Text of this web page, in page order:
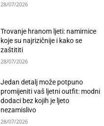
28/07/2026
Trovanje hranom ljeti: namirnice
koje su najrizičnije i kako se
zaštititi
28/07/2026
Jedan detalj može potpuno
promijeniti vaš ljetni outfit: modni
dodaci bez kojih je ljeto
nezamislivo
28/07/2026